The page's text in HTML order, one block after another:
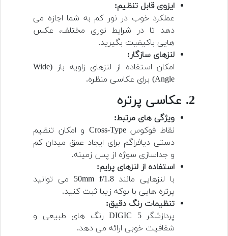
ایزوی قابل تنظیم:
عملکرد خوب در نور کم به شما اجازه می
دهد تا در شرایط نوری مختلف، عکس
هایی باکیفیت بگیرید.
لنزهای سازگار:
امکان استفاده از لنزهای زاویه باز (Wide
Angle) برای عکاسی منظره.
2. عکاسی پرتره
ویژگی های مرتبط:
نقاط فوکوس Cross-Type و امکان تنظیم
دستی دیافراگم برای ایجاد عمق میدان کم
و جداسازی سوژه از پس زمینه.
استفاده از لنزهای پرایم:
با لنزهایی مانند 50mm f/1.8 می توانید
پرتره هایی با بوکه زیبا ثبت کنید.
تنظیمات رنگ دقیق:
پردازشگر DIGIC 5 رنگ های طبیعی و
شفافیت خوبی ارائه می دهد.